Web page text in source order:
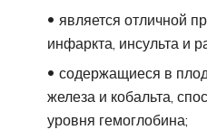
является отличной
инфаркта, инсульта и
содержащиеся в
железа и кобальта,
уровня гемоглобина;